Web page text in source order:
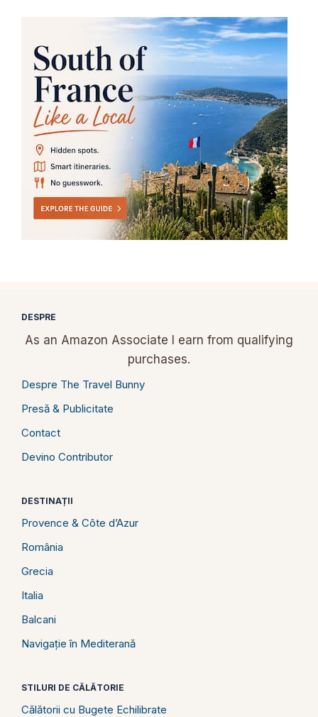
DESPRE
As an Amazon Associate I earn from qualifying
purchases.
Despre The Travel Bunny
Presă & Publicitate
Contact
Devino Contributor
DESTINAȚII
Provence & Côte d’Azur
România
Grecia
Italia
Balcani
Navigație în Mediterană
STILURI DE CĂLĂTORIE
Călătorii cu Bugete Echilibrate